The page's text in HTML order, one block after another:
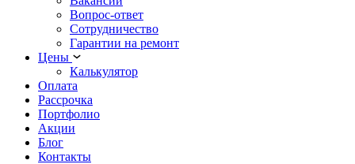
Вопрос-ответ
Сотрудничество
Гарантии на ремонт
Цены
Калькулятор
Оплата
Рассрочка
Портфолио
Акции
Блог
Контакты